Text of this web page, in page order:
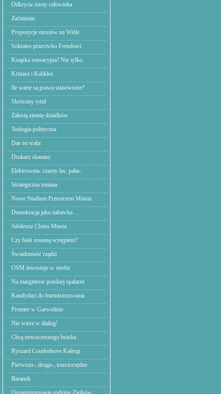
Odkrycie istoty człowieka
Zaćmienie
Propozycje mostów na Wiśle
Sokrates przeciwko Freudowi
Książka sensacyjna? Nie tylko.
Kritiasz i Kalikles
Ile warte są prawa stanowione?
Skrócony tytuł
Zalesią ziemię dziadków
Teologia polityczna
Das ist wahr.
Drukarz skazany
Elektrownia. czarny las, pałac.
Strategiczna zmiana
Nowe Studium Przestrzeni Miasta
Demokracja jako zabawka ...
Jubileusz Chóru Miasta
Czy biali zostaną wytępieni?
Świadomość rządzi
OSM inwestuje w strefie
Na marginesie praskiej spalarni
Kandydaci do burmistrzowania
Premier w Garwolinie
Nie wierz w dialog!
Chcą nowoczesnego boiska
Ryszard Coudenhove Kalergi
Pierwszo-, drugo-, trzeciorzędne
Baranek
Organmistrzowie rodziny Ziejków